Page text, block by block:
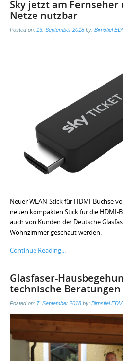
Sky jetzt am Fernseher
Netze nutzbar
Posted on: 13. September 2018 by: Birnstiel
Neuer WLAN-Stick für HDMI-Buchse
neuen kompakten Stick für die HDMI-
auch von Kunden der Deutsche
Wohnzimmer geschaut werden.
Continue Reading...
Glasfaser-
technische Beratungen
Posted on: 7. September 2018 by: Birnstiel